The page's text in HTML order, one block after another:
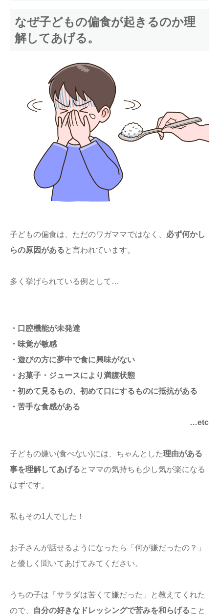
なぜ子どもの偏食が起きるのか理
解してあげる。
子どもの偏食は、ただのワガママではなく、 必ず何かし
らの原因がある と言われています。
多く挙げられている例として…
・口腔機能が未発達
・味覚が敏感
・遊びの方に夢中で食に興味がない
・お菓子・ジュースにより満腹状態
・初めて見るもの、初めて口にするものに抵抗がある
・苦手な食感がある
…etc
子どもの嫌い(食べない)には、ちゃんとした理由がある
事を理解してあげる とママの気持ちも少し気が楽になる
はずです。
私もその1人でした！
お子さんが話せるようになったら「何が嫌だったの？」
と優しく聞いてあげてみてください。
うちの子は「サラダは苦くて嫌だった」と教えてくれた
ので、
自分の好きなドレッシングで苦みを和らげること